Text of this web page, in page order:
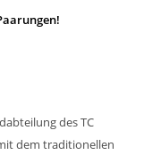
des TC
dem traditionellen